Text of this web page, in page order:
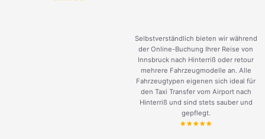
Selbstverständlich bieten wir während
der Online-Buchung Ihrer Reise von
Innsbruck nach Hinterriß oder retour
mehrere Fahrzeugmodelle an. Alle
Fahrzeugtypen eigenen sich ideal für
den Taxi Transfer vom Airport nach
Hinterriß und sind stets sauber und
gepflegt.